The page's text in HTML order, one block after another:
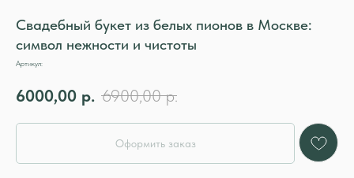
Свадебный букет из белых пионов в Москве:
символ нежности и чистоты
Артикул:
6000,00 р. 6900,00 р.
Оформить заказ